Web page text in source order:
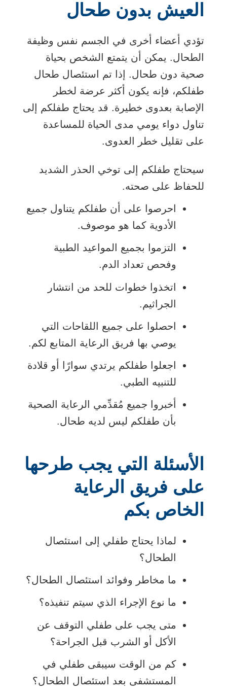
العيش بدون طحال
تؤدي أعضاء أخرى في الجسم نفس وظيفة
الطحال. يمكن أن يتمتع الشخص بحياة
صحية دون طحال. إذا تم استئصال طحال
طفلكم، فإنه يكون أكثر عرضة لخطر
الإصابة بعدوى خطيرة. قد يحتاج طفلكم إلى
تناول دواء يومي مدى الحياة للمساعدة
على تقليل خطر العدوى.
سيحتاج طفلكم إلى توخي الحذر الشديد
للحفاظ على صحته.
احرصوا على أن طفلكم يتناول جميع
الأدوية كما هو موصوف.
التزموا بجميع المواعيد الطبية
وفحص تعداد الدم.
اتخذوا خطوات للحد من انتشار
الجراثيم.
احصلوا على جميع اللقاحات التي
يوصي بها فريق الرعاية المتابع لكم.
اجعلوا طفلكم يرتدي سوارًا أو قلادة
للتنبيه الطبي.
أخبروا جميع مُقدِّمي الرعاية الصحية
بأن طفلكم ليس لديه طحال.
الأسئلة التي يجب طرحها
على فريق الرعاية
الخاص بكم
لماذا يحتاج طفلي إلى استئصال
الطحال؟
ما مخاطر وفوائد استئصال الطحال؟
ما نوع الإجراء الذي سيتم تنفيذه؟
متى يجب على طفلي التوقف عن
الأكل أو الشرب قبل الجراحة؟
كم من الوقت سيبقى طفلي في
المستشفى بعد استئصال الطحال؟